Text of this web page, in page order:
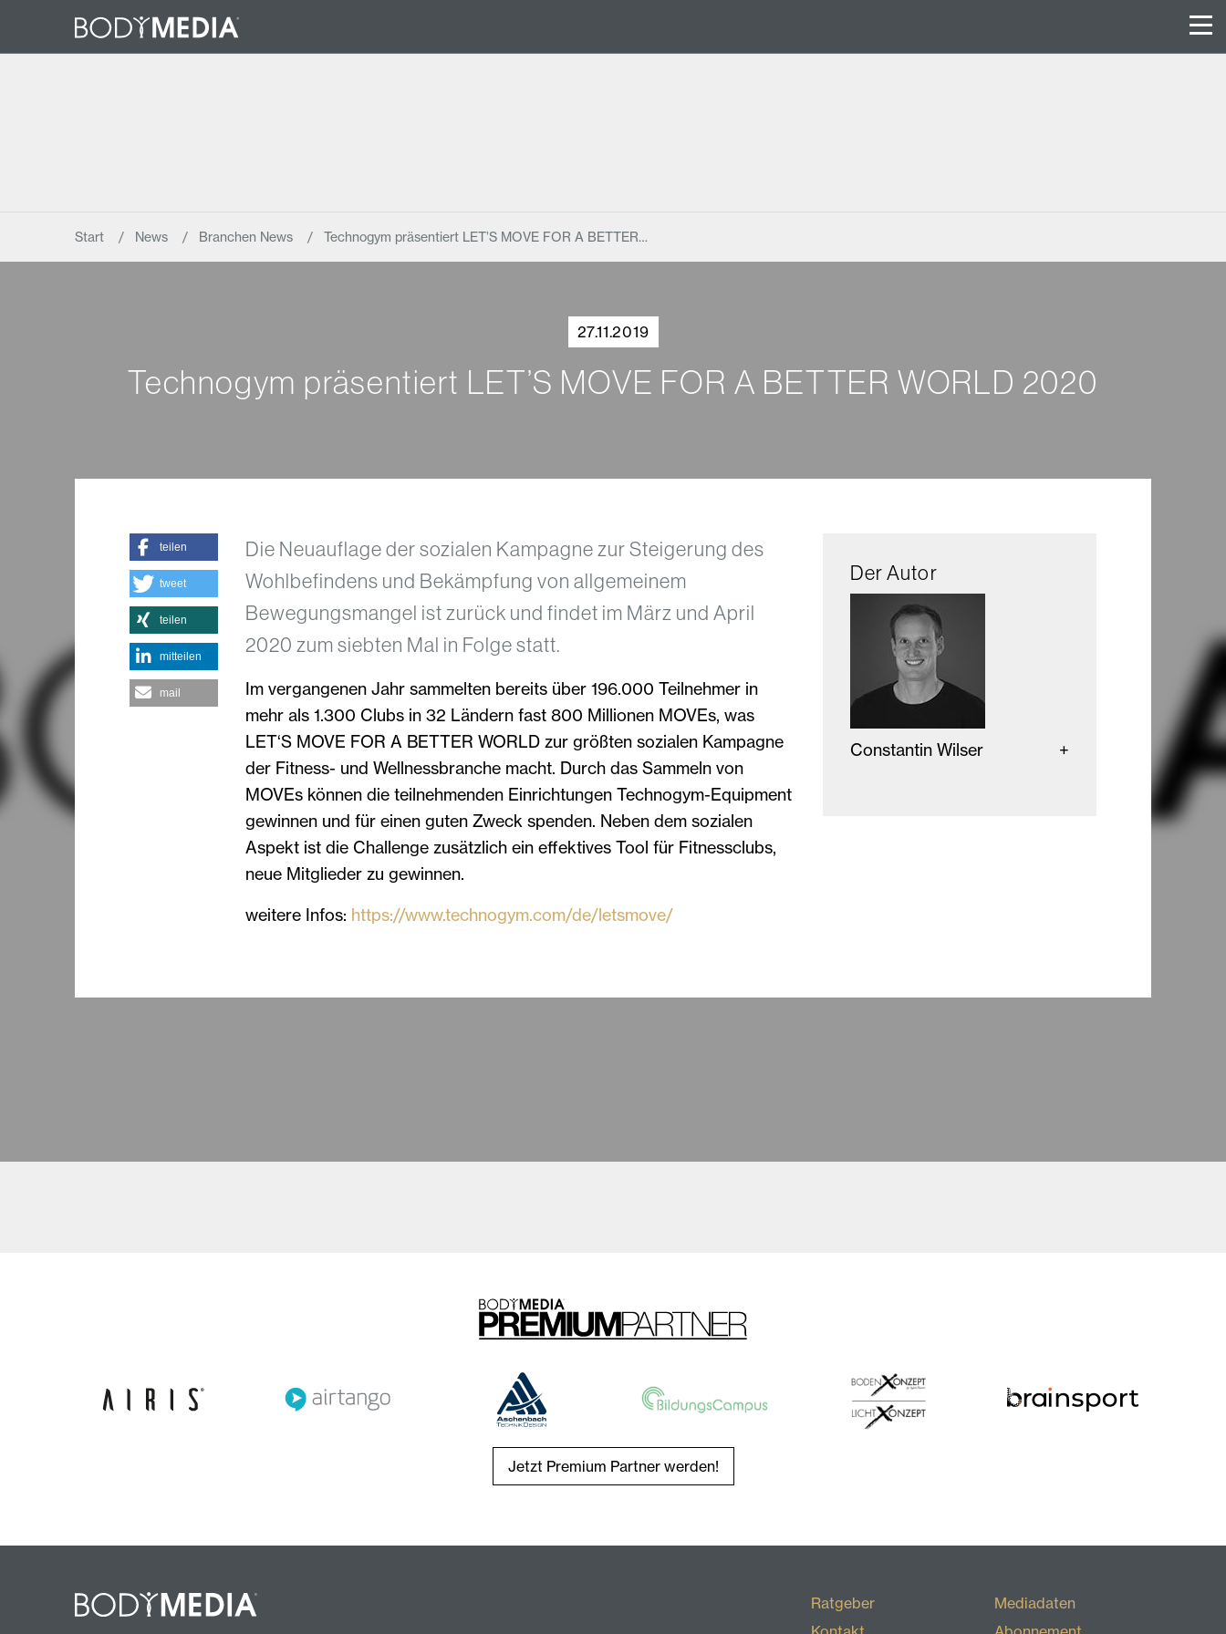
Start News Branchen News Technogym präsentiert LET’S MOVE FOR A BETTER…
27.11.2019
Technogym präsentiert LET’S MOVE FOR A BETTER WORLD 2020
Die Neuauflage der sozialen Kampagne zur Steigerung des
Wohlbefindens und Bekämpfung von allgemeinem
Bewegungsmangel ist zurück und findet im März und April
2020 zum siebten Mal in Folge statt.
Im vergangenen Jahr sammelten bereits über 196.000 Teilnehmer in
mehr als 1.300 Clubs in 32 Ländern fast 800 Millionen MOVEs, was
LET‘S MOVE FOR A BETTER WORLD zur größten sozialen Kampagne
der Fitness- und Wellnessbranche macht. Durch das Sammeln von
MOVEs können die teilnehmenden Einrichtungen Technogym-Equipment
gewinnen und für einen guten Zweck spenden. Neben dem sozialen
Aspekt ist die Challenge zusätzlich ein effektives Tool für Fitnessclubs,
neue Mitglieder zu gewinnen.
weitere Infos: https://www.technogym.com/de/letsmove/
teilen
tweet
teilen
mitteilen
mail
Der Autor
Constantin Wilser
Jetzt Premium Partner werden!
Ratgeber
Mediadaten